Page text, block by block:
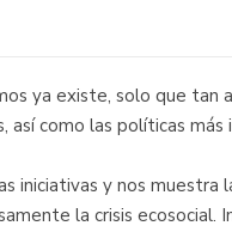
ya existe, solo que tan
así como las políticas
iniciativas y nos
la crisis